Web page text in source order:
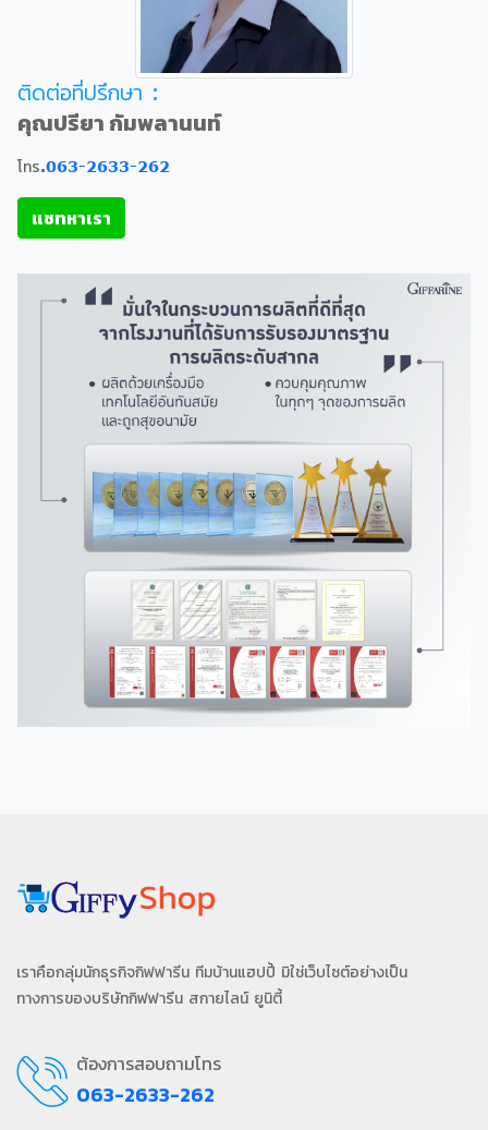
ติดต่อที่ปรึกษา :
คุณปรียา กัมพลานนท์
โทร.063-2633-262
แชทหาเรา
เราคือกลุ่มนักธุรกิจกิฟฟารีน ทีมบ้านแฮปปี้ มิใช่เว็บไซต์อย่างเป็น
ทางการของบริษัทกิฟฟารีน สกายไลน์ ยูนิตี้
ต้องการสอบถามโทร
063-2633-262